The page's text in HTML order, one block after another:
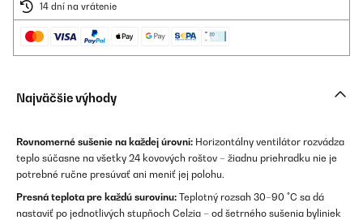
14 dní na vrátenie
Najväčšie výhody
Rovnomerné sušenie na každej úrovni: Horizontálny ventilátor rozvádza
teplo súčasne na všetky 24 kovových roštov – žiadnu priehradku nie je
potrebné ručne presúvať ani meniť jej polohu.
Presná teplota pre každú surovinu: Teplotný rozsah 30–90 °C sa dá
nastaviť po jednotlivých stupňoch Celzia – od šetrného sušenia byliniek